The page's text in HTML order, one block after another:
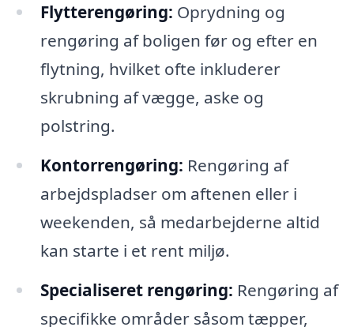
Flytterengøring: Oprydning og
rengøring af boligen før og efter en
flytning, hvilket ofte inkluderer
skrubning af vægge, aske og
polstring.
Kontorrengøring: Rengøring af
arbejdspladser om aftenen eller i
weekenden, så medarbejderne altid
kan starte i et rent miljø.
Specialiseret rengøring: Rengøring af
specifikke områder såsom tæpper,